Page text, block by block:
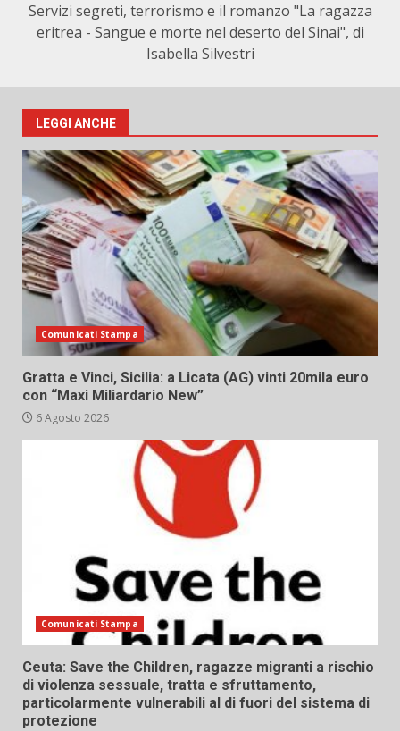
Servizi segreti, terrorismo e il romanzo "La ragazza
eritrea - Sangue e morte nel deserto del Sinai", di
Isabella Silvestri
LEGGI ANCHE
Comunicati Stampa
Gratta e Vinci, Sicilia: a Licata (AG) vinti 20mila euro
con “Maxi Miliardario New”
6 Agosto 2026
Comunicati Stampa
Ceuta: Save the Children, ragazze migranti a rischio
di violenza sessuale, tratta e sfruttamento,
particolarmente vulnerabili al di fuori del sistema di
protezione